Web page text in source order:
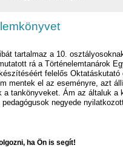
tartalmaz a 10.
rá a Történelemtanárok
felelős Oktatáskutató
mentek el az eseményre, azt
a tankönyveket. Ám az általuk a
negyede
ha Ön is segít!